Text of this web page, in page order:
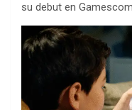
su debut en